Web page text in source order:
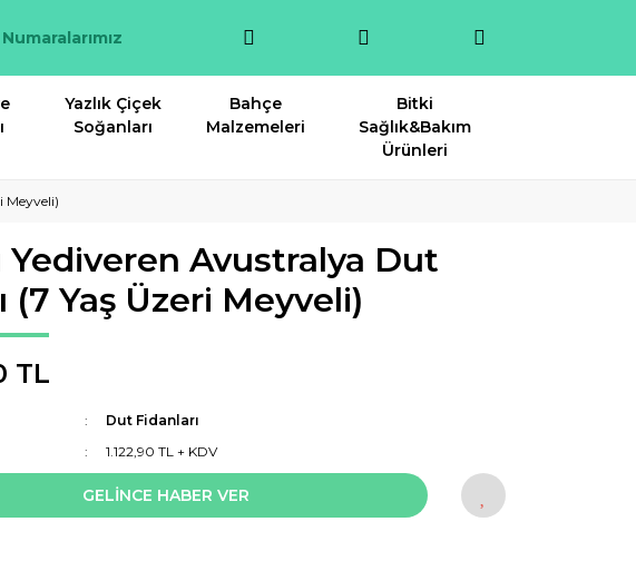
Yazlık Çiçek
Soğanları
Bahçe
Malzemeleri
Bitki
Sağlık&Bakım
Ürünleri
Meyveli)
Yediveren Avustralya Dut
(7 Yaş Üzeri Meyveli)
TL
Dut Fidanları
1.122,90 TL + KDV
GELİNCE HABER VER